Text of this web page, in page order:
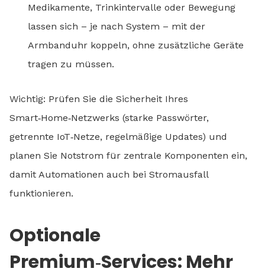
Medikamente, Trinkintervalle oder Bewegung
lassen sich – je nach System – mit der
Armbanduhr koppeln, ohne zusätzliche Geräte
tragen zu müssen.
Wichtig: Prüfen Sie die Sicherheit Ihres
Smart‑Home‑Netzwerks (starke Passwörter,
getrennte IoT‑Netze, regelmäßige Updates) und
planen Sie Notstrom für zentrale Komponenten ein,
damit Automationen auch bei Stromausfall
funktionieren.
Optionale
Premium‑Services: Mehr